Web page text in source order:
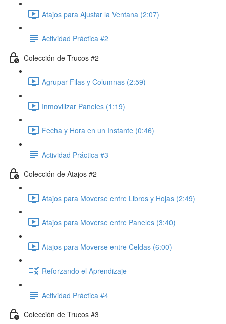
Atajos para Ajustar la Ventana (2:07)
Actividad Práctica #2
Colección de Trucos #2
Agrupar Filas y Columnas (2:59)
Inmovilizar Paneles (1:19)
Fecha y Hora en un Instante (0:46)
Actividad Práctica #3
Colección de Atajos #2
Atajos para Moverse entre Libros y Hojas (2:49)
Atajos para Moverse entre Paneles (3:40)
Atajos para Moverse entre Celdas (6:00)
Reforzando el Aprendizaje
Actividad Práctica #4
Colección de Trucos #3